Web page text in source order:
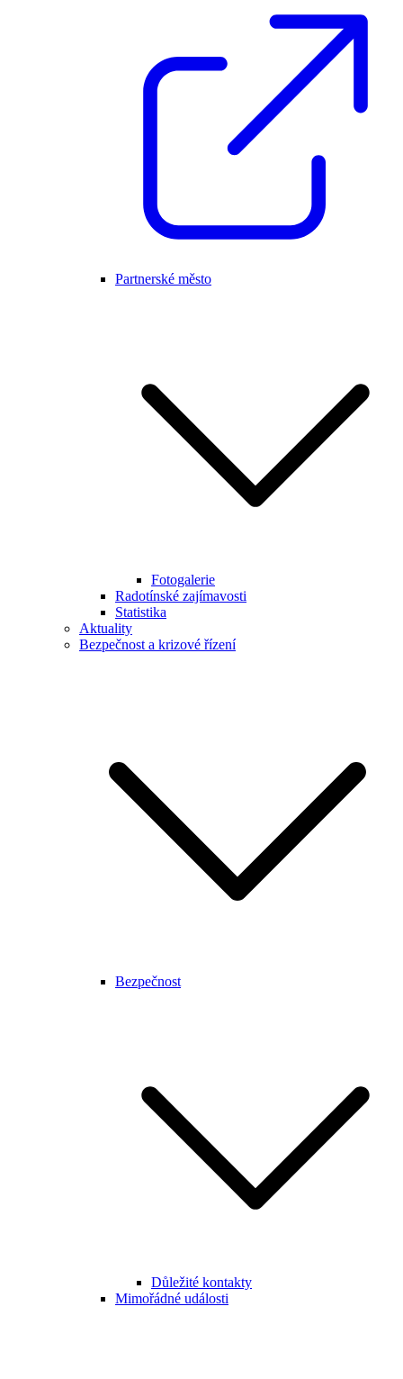
Partnerské město
Fotogalerie
Radotínské zajímavosti
Statistika
Aktuality
Bezpečnost a krizové řízení
Bezpečnost
Důležité kontakty
Mimořádné události